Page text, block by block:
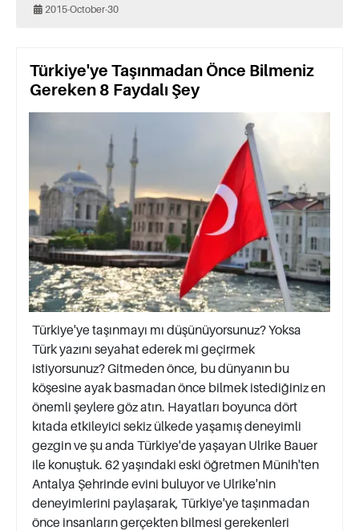
2015-October-30
Türkiye'ye Taşınmadan Önce Bilmeniz
Gereken 8 Faydalı Şey
Türkiye'ye taşınmayı mı düşünüyorsunuz? Yoksa
Türk yazını seyahat ederek mi geçirmek
istiyorsunuz? Gitmeden önce, bu dünyanın bu
köşesine ayak basmadan önce bilmek istediğiniz en
önemli şeylere göz atın. Hayatları boyunca dört
kıtada etkileyici sekiz ülkede yaşamış deneyimli
gezgin ve şu anda Türkiye'de yaşayan Ulrike Bauer
ile konuştuk. 62 yaşındaki eski öğretmen Münih'ten
Antalya Şehrinde evini buluyor ve Ulrike'nin
deneyimlerini paylaşarak, Türkiye'ye taşınmadan
önce insanların gerçekten bilmesi gerekenleri